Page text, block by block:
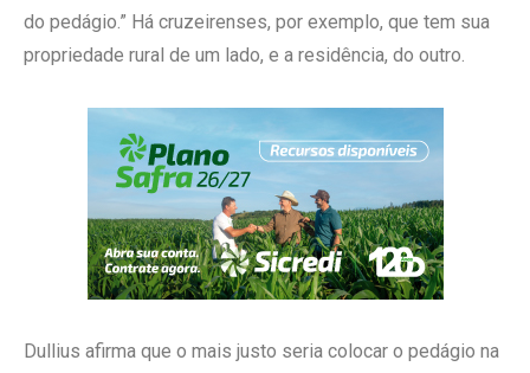
do pedágio.” Há cruzeirenses, por exemplo, que tem sua
propriedade rural de um lado, e a residência, do outro.
Dullius afirma que o mais justo seria colocar o pedágio na